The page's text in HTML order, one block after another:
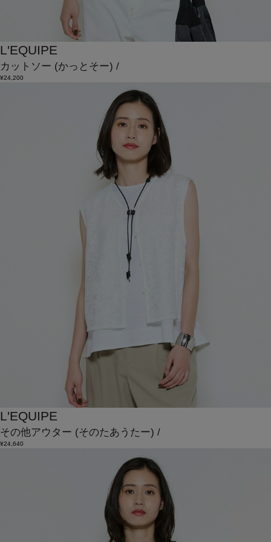
L'EQUIPE
カットソー (かっとそー) /
¥24,200
L'EQUIPE
その他アウター (そのたあうたー) /
¥24,640